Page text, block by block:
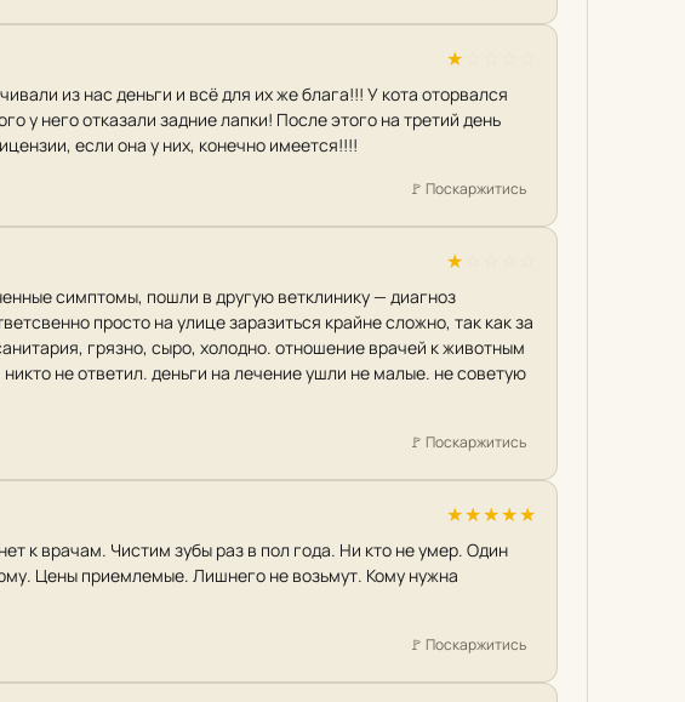
★
из нас деньги и всё для их же блага!!! У кота оторвался
у него отказали задние лапки! После этого на третий день
если она у них, конечно имеется!!!!
🚩 Поскаржитись
★
симптомы, пошли в другую ветклинику — диагноз
просто на улице заразиться крайне сложно, так как за
грязно, сыро, холодно. отношение врачей к животным
не ответил. деньги на лечение ушли не малые. не советую
🚩 Поскаржитись
★★★★★
к врачам. Чистим зубы раз в пол года. Ни кто не умер. Один
Цены приемлемые. Лишнего не возьмут. Кому нужна
🚩 Поскаржитись